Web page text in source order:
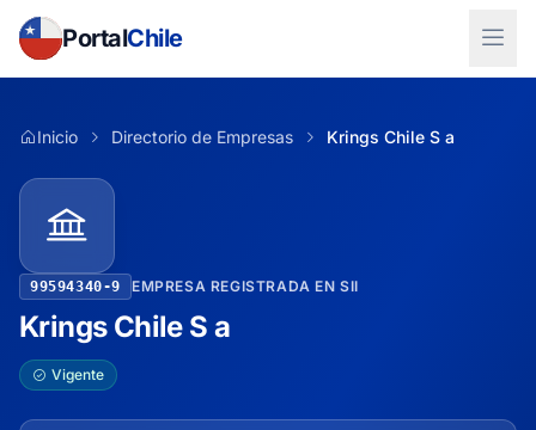
PortalChile
Inicio Directorio de Empresas Krings Chile S a
99594340-9 EMPRESA REGISTRADA EN SII
Krings Chile S a
Vigente